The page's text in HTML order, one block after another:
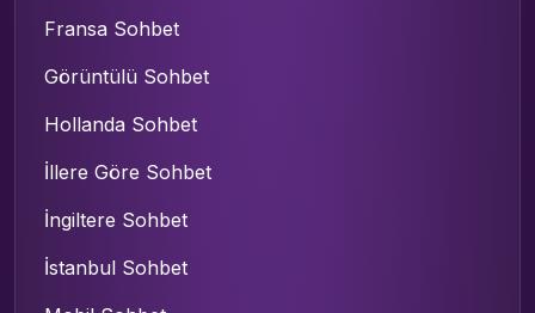
Fransa Sohbet
Görüntülü Sohbet
Hollanda Sohbet
İllere Göre Sohbet
İngiltere Sohbet
İstanbul Sohbet